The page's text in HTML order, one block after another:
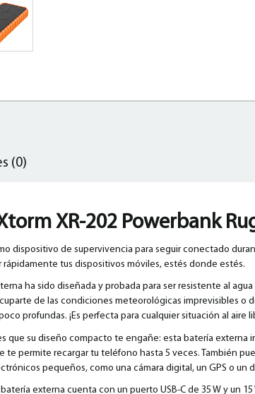
(0)
XR-202 Powerbank
dispositivo de supervivencia para seguir conectado
rápidamente tus dispositivos móviles, estés donde estés.
ha sido diseñada y probada para ser resistente al agua
de las condiciones meteorológicas imprevisibles o
profundas. ¡Es perfecta para cualquier situación al aire
que su diseño compacto te engañe: esta batería externa
te permite recargar tu teléfono hasta 5 veces. También
pequeños, como una cámara digital, un GPS o un
batería externa cuenta con un puerto USB-C de 35 W y un 15